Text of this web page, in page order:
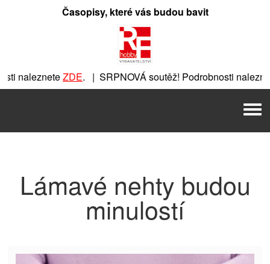
Časopisy, které vás budou bavit
nalezneteZDE. | SRPNOVÁ soutěž! Podrobnosti
. |
Lámavé nehty budou
minulostí